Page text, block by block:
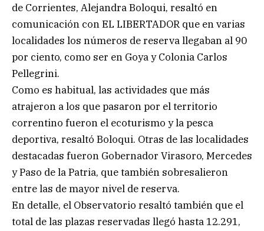
de Corrientes, Alejandra Boloqui, resaltó en
comunicación con EL LIBERTADOR que en varias
localidades los números de reserva llegaban al 90
por ciento, como ser en Goya y Colonia Carlos
Pellegrini.
Como es habitual, las actividades que más
atrajeron a los que pasaron por el territorio
correntino fueron el ecoturismo y la pesca
deportiva, resaltó Boloqui. Otras de las localidades
destacadas fueron Gobernador Virasoro, Mercedes
y Paso de la Patria, que también sobresalieron
entre las de mayor nivel de reserva.
En detalle, el Observatorio resaltó también que el
total de las plazas reservadas llegó hasta 12.291,